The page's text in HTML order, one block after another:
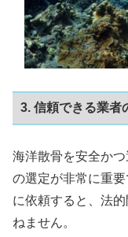
3. 信頼できる業者
海洋散骨を安全か
の選定が非常に重
に依頼すると、法
ねません。